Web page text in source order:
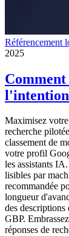
Référencement
2025
l'intention
Maximisez
recherche
classement de
votre profil
les assistants
lisibles par
recommandée
longueur
des
GBP.
réponses de